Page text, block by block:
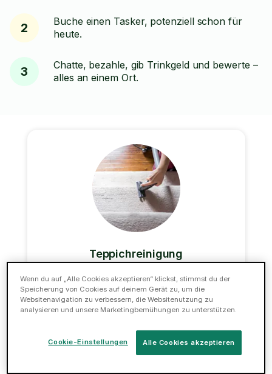
2
Buche einen Tasker, potenziell schon für
heute.
3
Chatte, bezahle, gib Trinkgeld und bewerte –
alles an einem Ort.
Teppichreinigung
Jetzt buchen
Wenn du auf „Alle Cookies akzeptieren“ klickst, stimmst du der
Speicherung von Cookies auf deinem Gerät zu, um die
Websitenavigation zu verbessern, die Websitenutzung zu
analysieren und unsere Marketingbemühungen zu unterstützen.
Alle Cookies akzeptieren
Cookie-Einstellungen